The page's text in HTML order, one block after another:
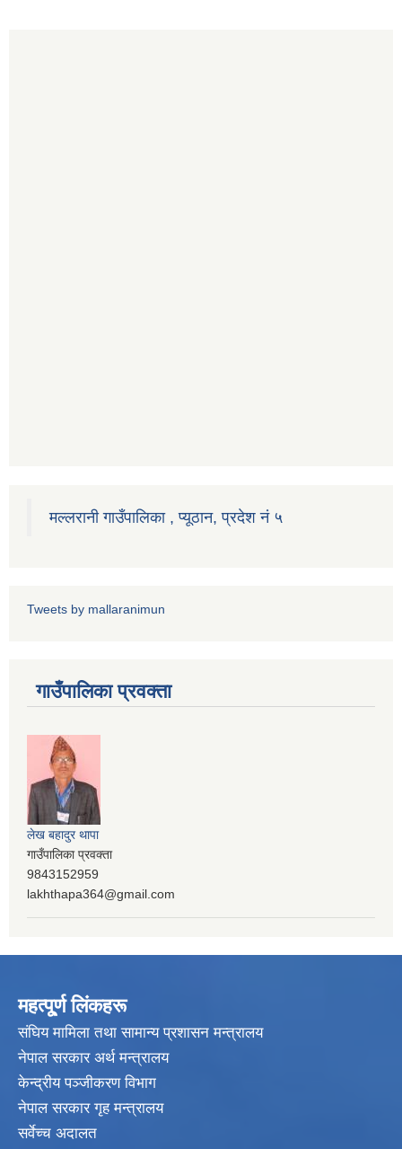
मल्लरानी गाउँपालिका , प्यूठान, प्रदेश नं ५
Tweets by mallaranimun
गाउँपालिका प्रवक्ता
लेख बहादुर थापा
गाउँपालिका प्रवक्ता
9843152959
lakhthapa364@gmail.com
महत्पू्र्ण लिंकहरू
संघिय मामिला तथा सामान्य प्रशासन मन्त्रालय
नेपाल सरकार अर्थ मन्त्रालय
केन्द्रीय पञ्जीकरण विभाग
नेपाल सरकार गृह मन्त्रालय
सर्वेच्च अदालत